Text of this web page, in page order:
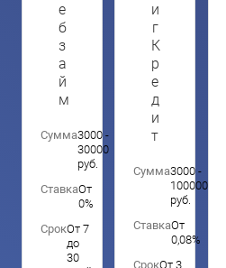
е
б
з
а
й
м
Сумма3000 -
30000
руб.
СтавкаОт
0%
СрокОт 7
до
30
и
г
К
р
е
д
и
т
Сумма3000 -
100000
руб.
СтавкаОт
0,08%
СрокОт 3